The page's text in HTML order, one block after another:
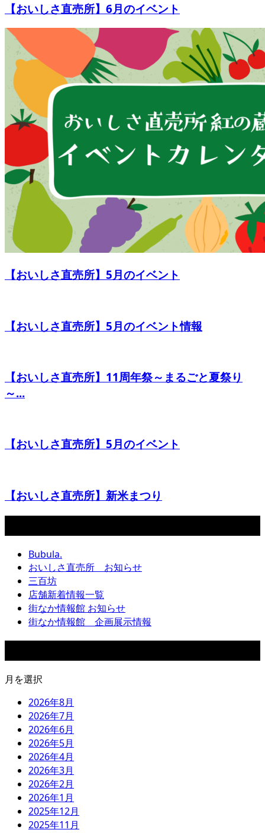
【おいしさ直売所】6月のイベント
【おいしさ直売所】5月のイベント
【おいしさ直売所】5月のイベント情報
【おいしさ直売所】11周年祭～まるごと夏祭り
～...
【おいしさ直売所】5月のイベント
【おいしさ直売所】新米まつり
Bubula.
おいしさ直売所 お知らせ
三百坊
店舗新着情報一覧
街なか情報館 お知らせ
街なか情報館 企画展示情報
月を選択
2026年8月
2026年7月
2026年6月
2026年5月
2026年4月
2026年3月
2026年2月
2026年1月
2025年12月
2025年11月